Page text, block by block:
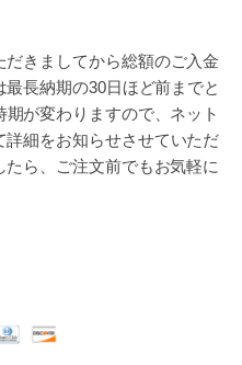
だきましてから総額のご入金
長納期の30日ほど前までと
が変わりますので、ネット
詳細をお知らせさせていただ
ら、ご注文前でもお気軽に
い。